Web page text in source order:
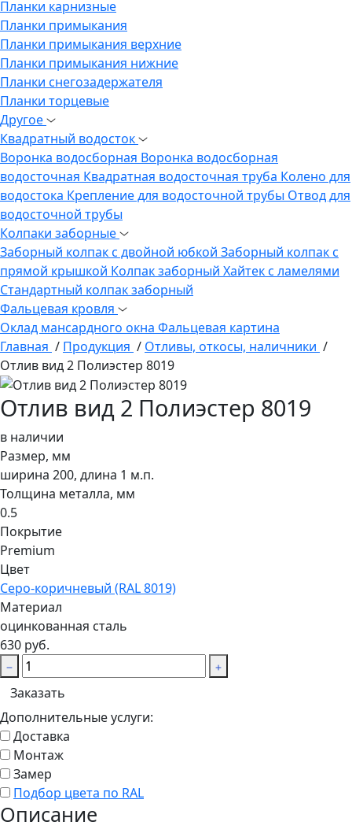
Планки карнизные
Планки примыкания
Планки примыкания верхние
Планки примыкания нижние
Планки снегозадержателя
Планки торцевые
Другое
Квадратный водосток
Воронка водосборная Воронка водосборная
водосточная Квадратная водосточная труба Колено для
водостока Крепление для водосточной трубы Отвод для
водосточной трубы
Колпаки заборные
Заборный колпак с двойной юбкой Заборный колпак с
прямой крышкой Колпак заборный Хайтек с ламелями
Стандартный колпак заборный
Фальцевая кровля
Оклад мансардного окна Фальцевая картина
Главная / Продукция / Отливы, откосы, наличники /
Отлив вид 2 Полиэстер 8019
Отлив вид 2 Полиэстер 8019
в наличии
Размер, мм
ширина 200, длина 1 м.п.
Толщина металла, мм
0.5
Покрытие
Premium
Цвет
Серо-коричневый (RAL 8019)
Материал
оцинкованная сталь
630 руб.
Заказать
Дополнительные услуги:
Доставка
Монтаж
Замер
Подбор цвета по RAL
Описание